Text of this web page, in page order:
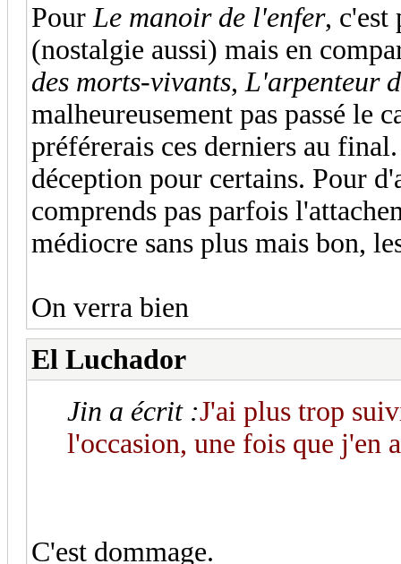
Pour Le manoir de l'enfer, c'est
(nostalgie aussi) mais en
des morts-vivants, L'arpenteur
malheureusement pas passé
préférerais ces derniers au
déception pour certains. Pour
comprends pas parfois
médiocre sans plus mais bon,
On verra bien
El Luchador
Jin a écrit :J'ai plus trop
l'occasion, une fois que j'en
C'est dommage.